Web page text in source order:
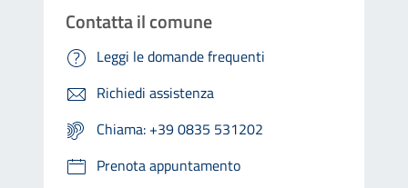
Contatta il comune
Leggi le domande frequenti
Richiedi assistenza
Chiama: +39 0835 531202
Prenota appuntamento